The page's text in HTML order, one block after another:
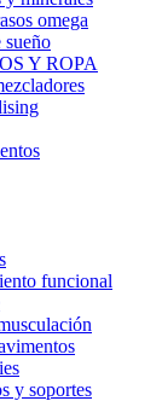
omega
sueño
Y ROPA
funcional
y soportes